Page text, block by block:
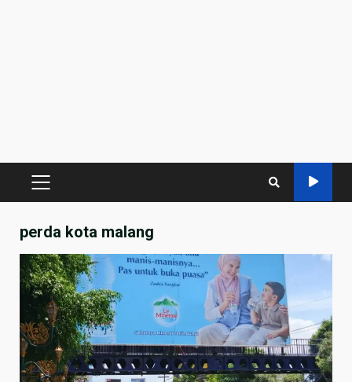
PRIMARY
perda kota malang